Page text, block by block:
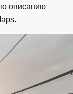
описанию